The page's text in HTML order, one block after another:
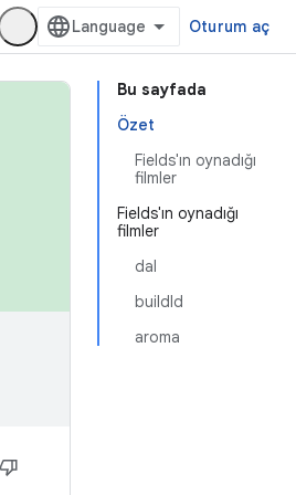
Oturum aç
Bu sayfada
Özet
Fields'ın oynadığı
filmler
Fields'ın oynadığı
filmler
dal
buildId
aroma